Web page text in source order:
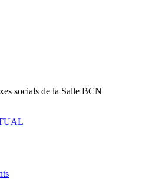
socials de la Salle BCN